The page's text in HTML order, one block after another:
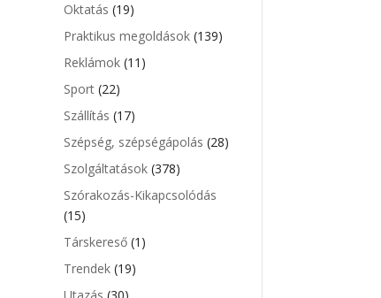
Oktatás (19)
Praktikus megoldások (139)
Reklámok (11)
Sport (22)
Szállítás (17)
Szépség, szépségápolás (28)
Szolgáltatások (378)
Szórakozás-Kikapcsolódás
(15)
Társkereső (1)
Trendek (19)